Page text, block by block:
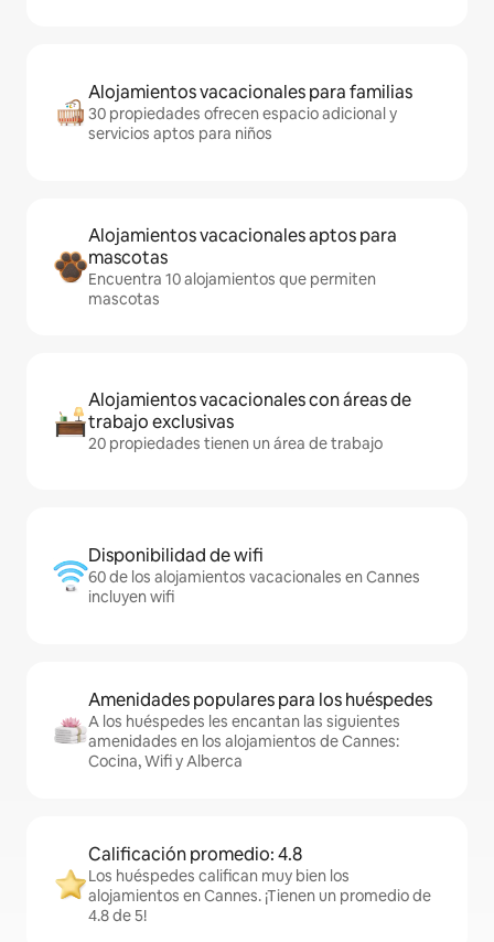
Alojamientos vacacionales para familias
30 propiedades ofrecen espacio adicional y
servicios aptos para niños
Alojamientos vacacionales aptos para
mascotas
Encuentra 10 alojamientos que permiten
mascotas
Alojamientos vacacionales con áreas de
trabajo exclusivas
20 propiedades tienen un área de trabajo
Disponibilidad de wifi
60 de los alojamientos vacacionales en Cannes
incluyen wifi
Amenidades populares para los huéspedes
A los huéspedes les encantan las siguientes
amenidades en los alojamientos de Cannes:
Cocina, Wifi y Alberca
Calificación promedio: 4.8
Los huéspedes califican muy bien los
alojamientos en Cannes. ¡Tienen un promedio de
4.8 de 5!